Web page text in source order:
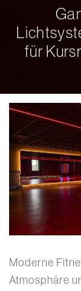
für
Moderne
Atmosphäre